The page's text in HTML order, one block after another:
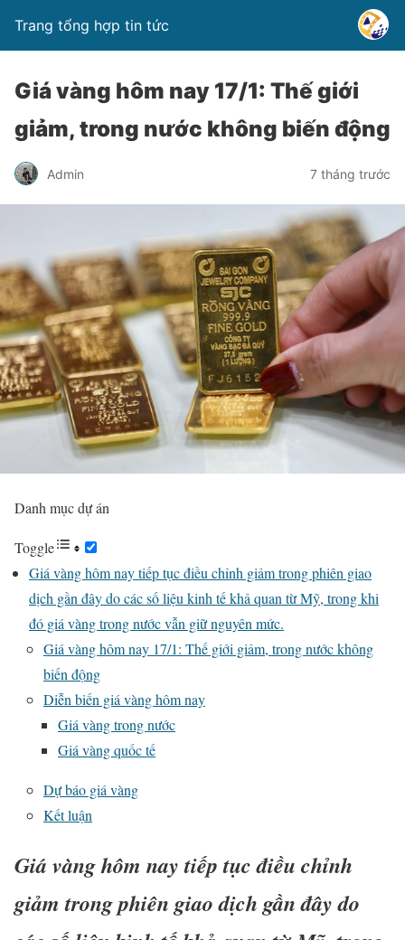
Trang tổng hợp tin tức
Giá vàng hôm nay 17/1: Thế giới
giảm, trong nước không biến động
Admin 7 tháng trước
Danh mục dự án
Toggle
Giá vàng hôm nay tiếp tục điều chỉnh giảm trong phiên giao
dịch gần đây do các số liệu kinh tế khả quan từ Mỹ, trong khi
đó giá vàng trong nước vẫn giữ nguyên mức.
Giá vàng hôm nay 17/1: Thế giới giảm, trong nước không
biến động
Diễn biến giá vàng hôm nay
Giá vàng trong nước
Giá vàng quốc tế
Dự báo giá vàng
Kết luận
Giá vàng hôm nay tiếp tục điều chỉnh
giảm trong phiên giao dịch gần đây do